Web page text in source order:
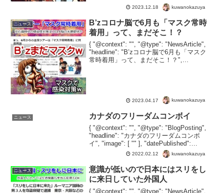
2023.12.18 kuwanokazuya
ニュース
B’zコロナ脳で6月も「マスク常時
着用」って、まだそこ！？
{ "@context": "", "@type": "NewsArticle",
"headline": "B’zコロナ脳で6月も「マスク
常時着用」って、まだそこ！？",
2023.04.17 kuwanokazuya
ニュース カナダのフリーダムコンボイ
{ "@context": "", "@type": "BlogPosting",
"headline": "カナダのフリーダムコンボ
イ", "image": [ "" ], "datePublished":
"2022-02-11", "...2022.02.12 kuwanokazuya
ニュース
意識が低いので日本にはスリをし
に来日していた外国人
{ "@context": "", "@type": "NewsArticle",